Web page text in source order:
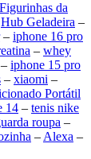
da
Hub Geladeira –
– iphone 16 pro
– whey
– iphone 15 pro
– xiaomi –
Portátil
14 – tenis nike
roupa –
– Alexa –